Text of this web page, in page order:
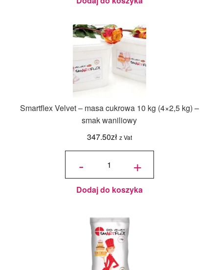
Smartflex Velvet – masa cukrowa 10 kg (4×2,5 kg) –
smak waniliowy
347.50zł z Vat
-
ilość
masa
cukrowa
10 kg
(4x2,5 kg)
- smak
+
Dodaj do koszyka